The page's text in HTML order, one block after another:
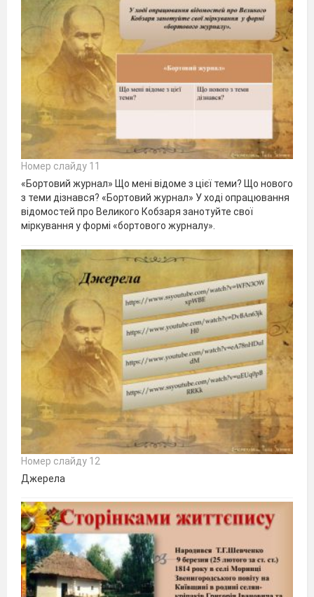
Номер слайду 11
«Бортовий журнал» Що мені відоме з цієї теми? Що нового
з теми дізнався? «Бортовий журнал» У ході опрацювання
відомостей про Великого Кобзаря занотуйте свої
міркування у формі «бортового журналу».
Номер слайду 12
Джерела